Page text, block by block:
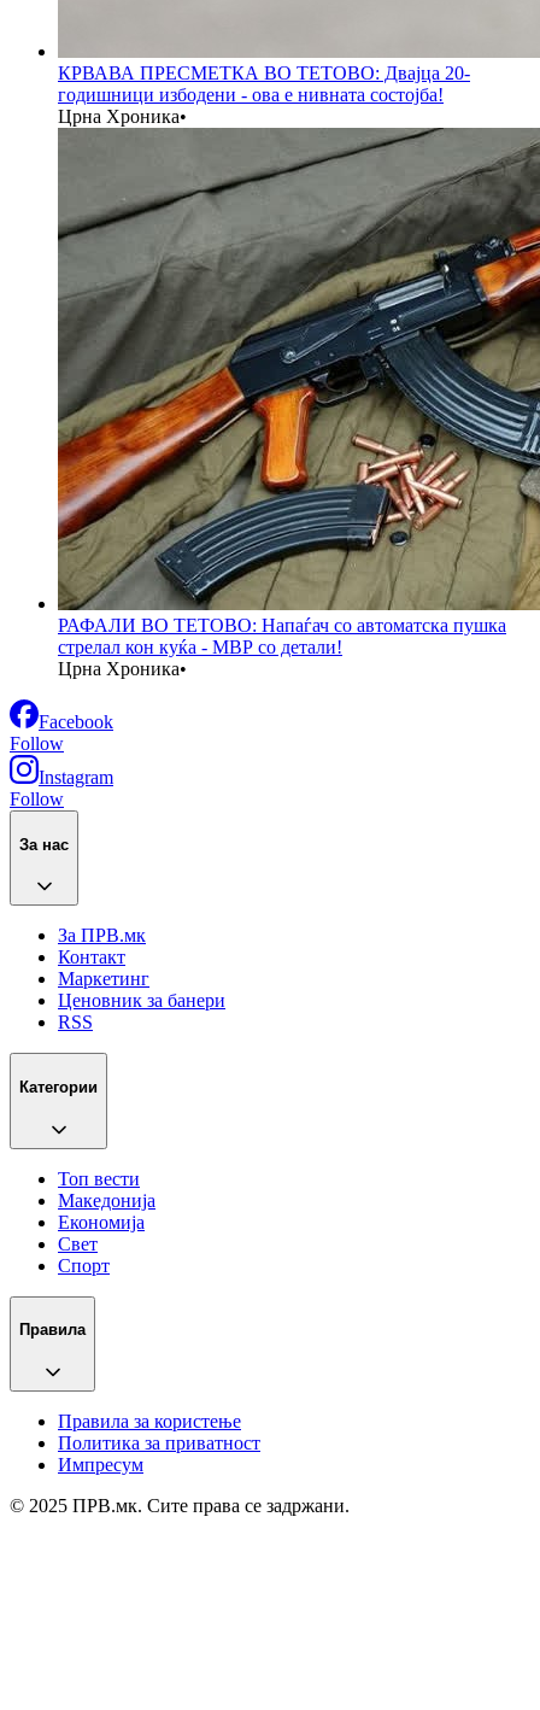
КРВАВА ПРЕСМЕТКА ВО ТЕТОВО: Двајца 20-
годишници избодени - ова е нивната состојба!
Црна Хроника•
РАФАЛИ ВО ТЕТОВО: Напаѓач со автоматска пушка
стрелал кон куќа - МВР со детали!
Црна Хроника•
Facebook
Follow
Instagram
Follow
За нас
За ПРВ.мк
Контакт
Маркетинг
Ценовник за банери
RSS
Категории
Топ вести
Македонија
Економија
Свет
Спорт
Правила
Правила за користење
Политика за приватност
Импресум
© 2025 ПРВ.мк. Сите права се задржани.